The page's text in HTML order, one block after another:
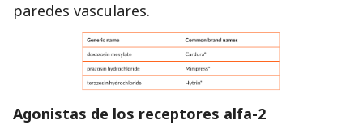
paredes vasculares.
Agonistas de los receptores alfa-2